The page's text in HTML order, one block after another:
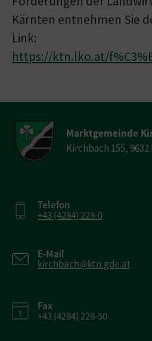
Kärnten entnehmen Sie
Link:
https://ktn.lko.at/
Marktgemeinde
Kirchbach 155,
Telefon
+43 (4284) 228-0
E-Mail
kirchbach@ktn.gde.at
Fax
+43 (4284) 228-50